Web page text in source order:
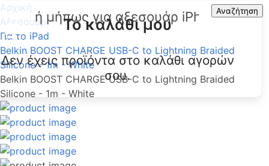
Αναζήτηση
Το καλάθι μου
Δεν έχεις προϊόντα στο καλάθι αγορών
σου.
Αρχική
Αξεσουάρ
Για το iPad
Belkin BOOST CHARGE USB-C to Lightning Braided
Silicone - 1m - White
Belkin BOOST CHARGE USB-C to Lightning Braided
Silicone - 1m - White